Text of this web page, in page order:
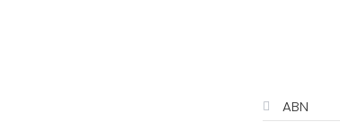
ABN